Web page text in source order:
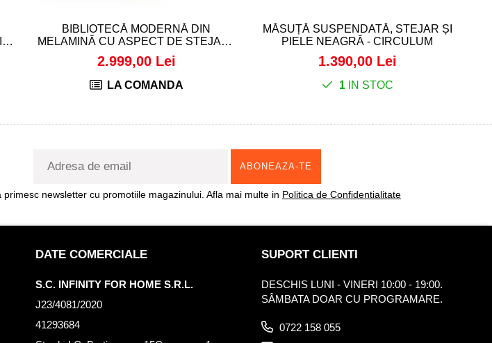
BIBLIOTECĂ MODERNĂ DIN
MELAMINĂ CU ASPECT DE STEJAR -
RACHELE
2.999,00 Lei
LA COMANDA
MĂSUȚĂ SUSPENDATĂ, STEJAR ȘI
PIELE NEAGRĂ - CIRCULUM
1.390,00 Lei
1IN STOC
primesc newsletter cu promotiile magazinului. Afla mai multe in Politica de Confidentialitate
DATE COMERCIALE
S.C. INFINITY FOR HOME S.R.L.
J23/4081/2020
41293684
SUPORT CLIENTI
DESCHIS LUNI - VINERI 10:00 - 19:00.
SÂMBATA DOAR CU PROGRAMARE.
0722 158 055